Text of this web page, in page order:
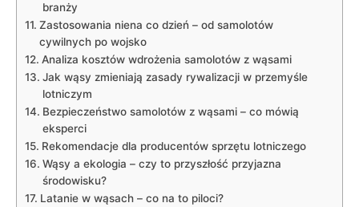
branży
Zastosowania niena co dzień – od samolotów
cywilnych po wojsko
Analiza⁢ kosztów ​wdrożenia samolotów z wąsami
Jak wąsy zmieniają zasady rywalizacji w przemyśle
lotniczym
Bezpieczeństwo samolotów z wąsami – co mówią
eksperci
Rekomendacje dla producentów sprzętu lotniczego
Wąsy a‍ ekologia – czy to przyszłość przyjazna
środowisku?
Latanie w wąsach – co na to piloci?